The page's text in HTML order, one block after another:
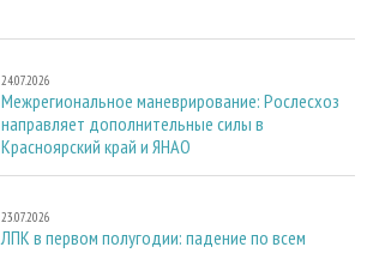
24.07.2026
Межрегиональное маневрирование: Рослесхоз
направляет дополнительные силы в
Красноярский край и ЯНАО
23.07.2026
ЛПК в первом полугодии: падение по всем